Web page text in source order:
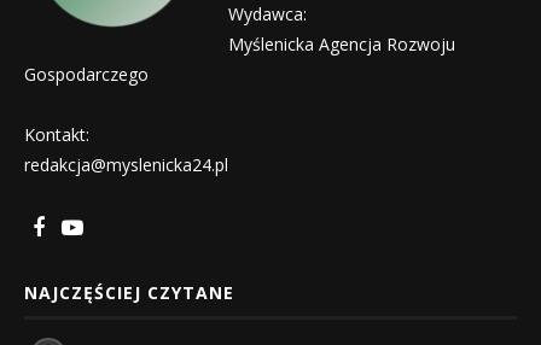
Wydawca:
Myślenicka Agencja Rozwoju
Gospodarczego
Kontakt:
redakcja@myslenicka24.pl
NAJCZĘŚCIEJ CZYTANE